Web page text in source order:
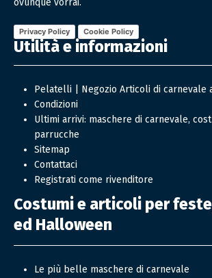
Privacy Policy Cookie Policy
Utilità e informazioni
Pelatelli | Negozio Articoli di carnevale
Condizioni
Ultimi arrivi: maschere di carnevale,
parrucche
Sitemap
Contattaci
Registrati come rivenditore
Costumi e articoli per
ed Halloween
Le più belle maschere di carnevale